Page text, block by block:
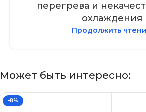
перегрева и
охлаждения
Продолжить
Может быть интересно:
-8%